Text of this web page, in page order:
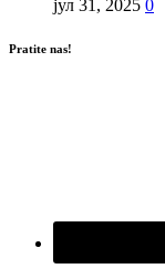
јул 31, 2025 0
Pratite nas!